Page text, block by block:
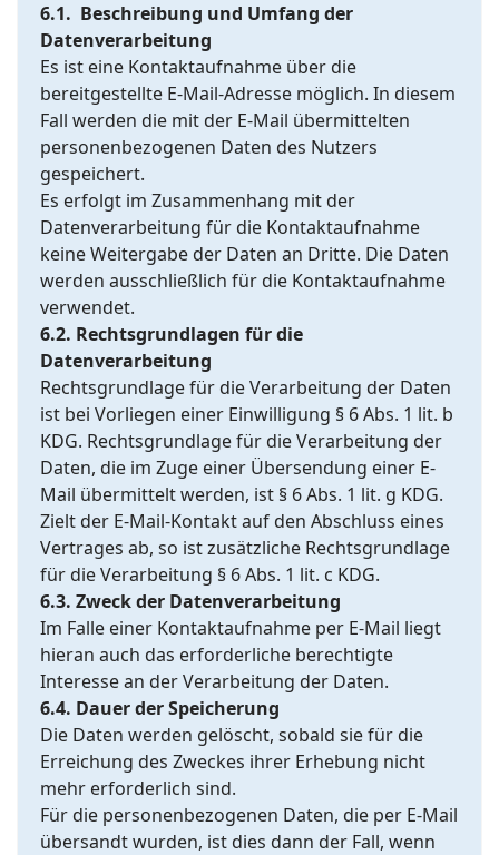
6.1. Beschreibung und Umfang der
Datenverarbeitung
Es ist eine Kontaktaufnahme über die
bereitgestellte E-Mail-Adresse möglich. In diesem
Fall werden die mit der E-Mail übermittelten
personenbezogenen Daten des Nutzers
gespeichert.
Es erfolgt im Zusammenhang mit der
Datenverarbeitung für die Kontaktaufnahme
keine Weitergabe der Daten an Dritte. Die Daten
werden ausschließlich für die Kontaktaufnahme
verwendet.
6.2. Rechtsgrundlagen für die
Datenverarbeitung
Rechtsgrundlage für die Verarbeitung der Daten
ist bei Vorliegen einer Einwilligung § 6 Abs. 1 lit. b
KDG. Rechtsgrundlage für die Verarbeitung der
Daten, die im Zuge einer Übersendung einer E-
Mail übermittelt werden, ist § 6 Abs. 1 lit. g KDG.
Zielt der E-Mail-Kontakt auf den Abschluss eines
Vertrages ab, so ist zusätzliche Rechtsgrundlage
für die Verarbeitung § 6 Abs. 1 lit. c KDG.
6.3. Zweck der Datenverarbeitung
Im Falle einer Kontaktaufnahme per E-Mail liegt
hieran auch das erforderliche berechtigte
Interesse an der Verarbeitung der Daten.
6.4. Dauer der Speicherung
Die Daten werden gelöscht, sobald sie für die
Erreichung des Zweckes ihrer Erhebung nicht
mehr erforderlich sind.
Für die personenbezogenen Daten, die per E-Mail
übersandt wurden, ist dies dann der Fall, wenn